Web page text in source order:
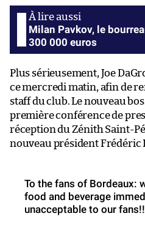
Milan Pavkov, le
300 000 euros
Plus sérieusement, Joe
ce mercredi matin, afin de
staff du club. Le nouveau
première conférence de
réception du Zénith Saint-
nouveau président Frédéric
To the fans of Bordeaux:
food and beverage
unacceptable to our